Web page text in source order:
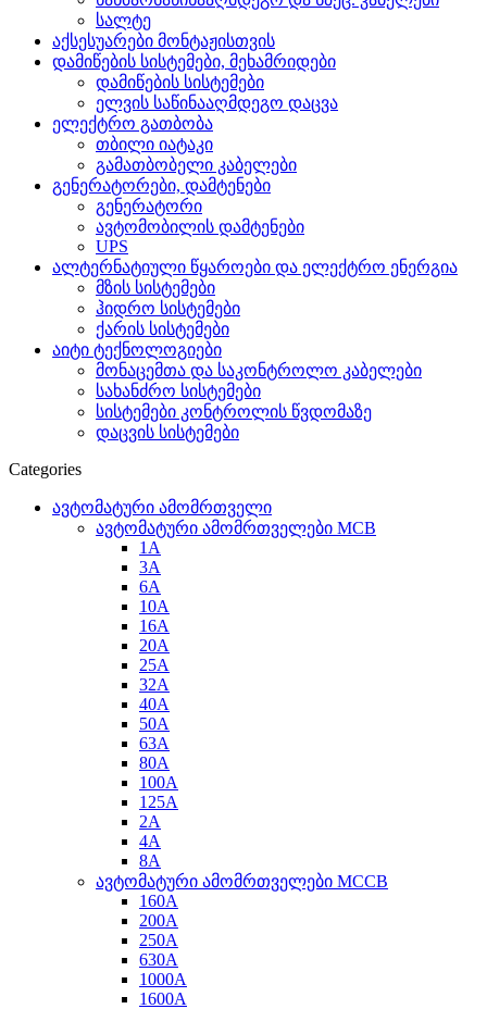
სალტე
აქსესუარები მონტაჟისთვის
დამიწების სისტემები, მეხამრიდები
დამიწების სისტემები
ელვის საწინააღმდეგო დაცვა
ელექტრო გათბობა
თბილი იატაკი
გამათბობელი კაბელები
გენერატორები, დამტენები
გენერატორი
ავტომობილის დამტენები
UPS
ალტერნატიული წყაროები და ელექტრო ენერგია
მზის სისტემები
ჰიდრო სისტემები
ქარის სისტემები
აიტი ტექნოლოგიები
მონაცემთა და საკონტროლო კაბელები
სახანძრო სისტემები
სისტემები კონტროლის წვდომაზე
დაცვის სისტემები
Categories
ავტომატური ამომრთველი
ავტომატური ამომრთველები MCB
1A
3A
6A
10A
16A
20A
25А
32A
40A
50A
63A
80A
100A
125A
2A
4A
8A
ავტომატური ამომრთველები MCCB
160A
200A
250A
630A
1000A
1600A